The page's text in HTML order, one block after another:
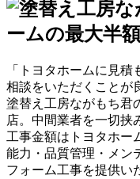
「トヨタホームに見
相談をいただくことが
塗替え工房ながもち君
店。中間業者を一切挟
工事金額はトヨタホー
能力・品質管理・メン
フォーム工事を提供い